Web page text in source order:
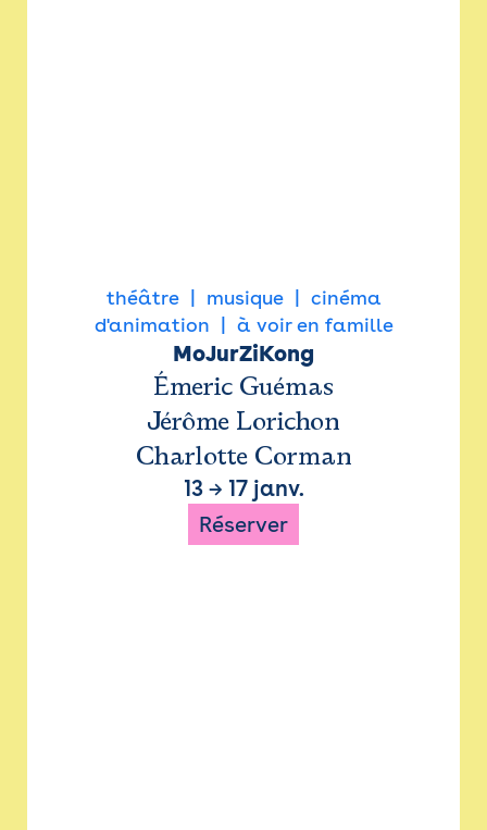
théâtre musique
cinéma
d'animation
à voir en famille
MoJurZiKong
Émeric Guémas
Jérôme Lorichon
Charlotte Corman
13→ 17 janv.
Réserver